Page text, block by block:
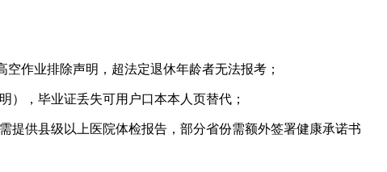
作业排除声明，超法定退休年龄者无法报考；
），毕业证丢失可用户口本本人页替代；
提供县级以上医院体检报告，部分省份需额外签署健康承诺书